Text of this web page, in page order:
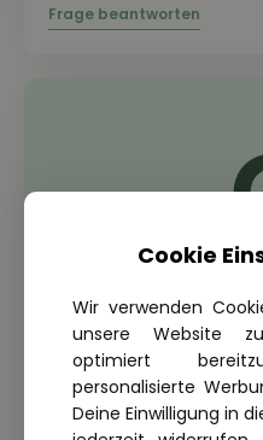
THEORIE FRAGE: 2.7.06-206
Cookie
Wir verwenden
unsere Website
optimiert
personalisierte
Deine Einwilligung in